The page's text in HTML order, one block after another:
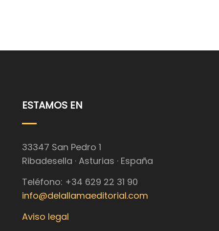
ESTAMOS EN
33347 San Pedro 1
Ribadesella · Asturias · España
Teléfono: +34 629 22 31 90
info@delallamaeditorial.com
Aviso legal